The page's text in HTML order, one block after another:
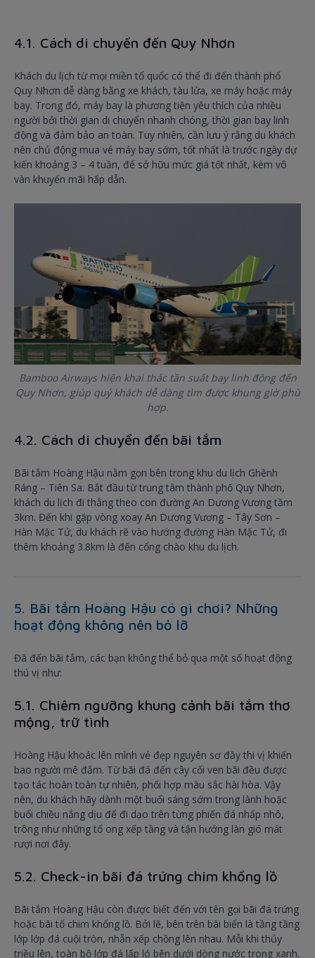
4.1. Cách di chuyển đến Quy Nhơn
Khách du lịch từ mọi miền tổ quốc có thể đi đến thành phố
Quy Nhơn dễ dàng bằng xe khách, tàu lửa, xe máy hoặc máy
bay. Trong đó, máy bay là phương tiện yêu thích của nhiều
người bởi thời gian di chuyển nhanh chóng, thời gian bay linh
động và đảm bảo an toàn. Tuy nhiên, cần lưu ý rằng du khách
nên chủ động mua vé máy bay sớm, tốt nhất là trước ngày dự
kiến khoảng 3 – 4 tuần, để sở hữu mức giá tốt nhất, kèm vô
vàn khuyến mãi hấp dẫn.
Bamboo Airways hiện khai thác tần suất bay linh động đến
Quy Nhơn, giúp quý khách dễ dàng tìm được khung giờ phù
hợp.
4.2. Cách di chuyển đến bãi tắm
Bãi tắm Hoàng Hậu nằm gọn bên trong khu du lịch Ghềnh
Ráng – Tiên Sa. Bắt đầu từ trung tâm thành phố Quy Nhơn,
khách du lịch đi thẳng theo con đường An Dương Vương tầm
3km. Đến khi gặp vòng xoay An Dương Vương – Tây Sơn –
Hàn Mặc Tử, du khách rẽ vào hướng đường Hàn Mặc Tử, đi
thêm khoảng 3.8km là đến cổng chào khu du lịch.
5. Bãi tắm Hoàng Hậu có gì chơi? Những
hoạt động không nên bỏ lỡ
Đã đến bãi tắm, các bạn không thể bỏ qua một số hoạt động
thú vị như:
5.1. Chiêm ngưỡng khung cảnh bãi tắm thơ
mộng, trữ tình
Hoàng Hậu khoác lên mình vẻ đẹp nguyên sơ đầy thi vị khiến
bao người mê đắm. Từ bãi đá đến cây cối ven bãi đều được
tạo tác hoàn toàn tự nhiên, phối hợp màu sắc hài hòa. Vậy
nên, du khách hãy dành một buổi sáng sớm trong lành hoặc
buổi chiều nắng dịu để đi dạo trên từng phiến đá nhấp nhô,
trông như những tổ ong xếp tầng và tận hưởng làn gió mát
rượi nơi đây.
5.2. Check-in bãi đá trứng chim khổng lồ
Bãi tắm Hoàng Hậu còn được biết đến với tên gọi bãi đá trứng
hoặc bãi tổ chim khổng lồ. Bởi lẽ, bên trên bãi biển là tầng tầng
lớp lớp đá cuội tròn, nhẵn xếp chồng lên nhau. Mỗi khi thủy
triều lên, toàn bộ lớp đá lấp ló bên dưới dòng nước trong xanh.